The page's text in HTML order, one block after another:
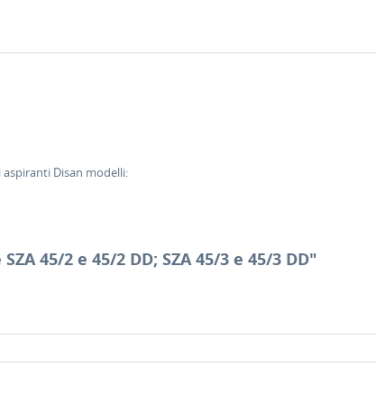
Disan modelli:
45/2 e 45/2 DD; SZA 45/3 e 45/3 DD"